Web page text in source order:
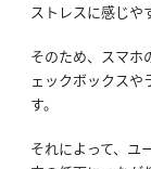
ストレスに感じや
そのため、スマホ
ェックボックスや
す。
それによって、ユ